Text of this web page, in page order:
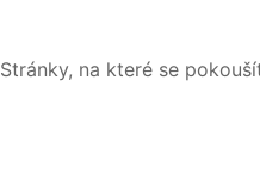
Stránky, na které se